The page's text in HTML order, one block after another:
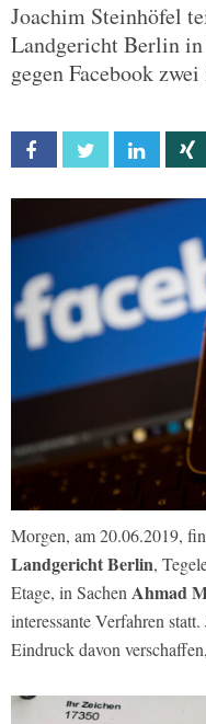
Joachim Steinhöfel
Landgericht Berlin in
gegen Facebook
Facebook Twitter Linkedin
Morgen, am 20.06.2019,
Landgericht Berlin,
Etage, in SachenAhmad
interessante Verfahren
Eindruck davon